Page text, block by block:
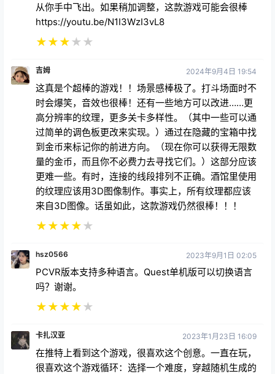
从你手中飞出。如果稍加调整，这款游戏可能会很棒
https://youtu.be/N1I3WzI3vL8
★★★★ ★
吉姆 2024年9月4日 19:54
这真是个超棒的游戏！！场景感棒极了。打斗场面时不
时会爆笑，音效也很棒！还有一些地方可以改进……更
高分辨率的纹理，更多关卡多样性。（其中一些可以通
过简单的调色板更改来实现。）通过在隐藏的宝箱中找
到金币来标记你的前进方向。（现在你可以获得无限数
量的金币，而且你不必费力去寻找它们。）这部分应该
更难一些。有时，连接的线段排列不正确。酒馆里使用
的纹理应该用3D图像制作。事实上，所有纹理都应该
来自3D图像。话虽如此，这款游戏仍然很棒！！！
★★★★★
hsz0566 2023年9月1日 02:05
PCVR版本支持多种语言。Quest单机版可以切换语言
吗？谢谢。
★★★★★
卡扎汉亚 2023年1月23日 16:09
在推特上看到这个游戏，很喜欢这个创意。一直在玩，
很喜欢这个游戏循环：选择一个难度，穿越随机生成的